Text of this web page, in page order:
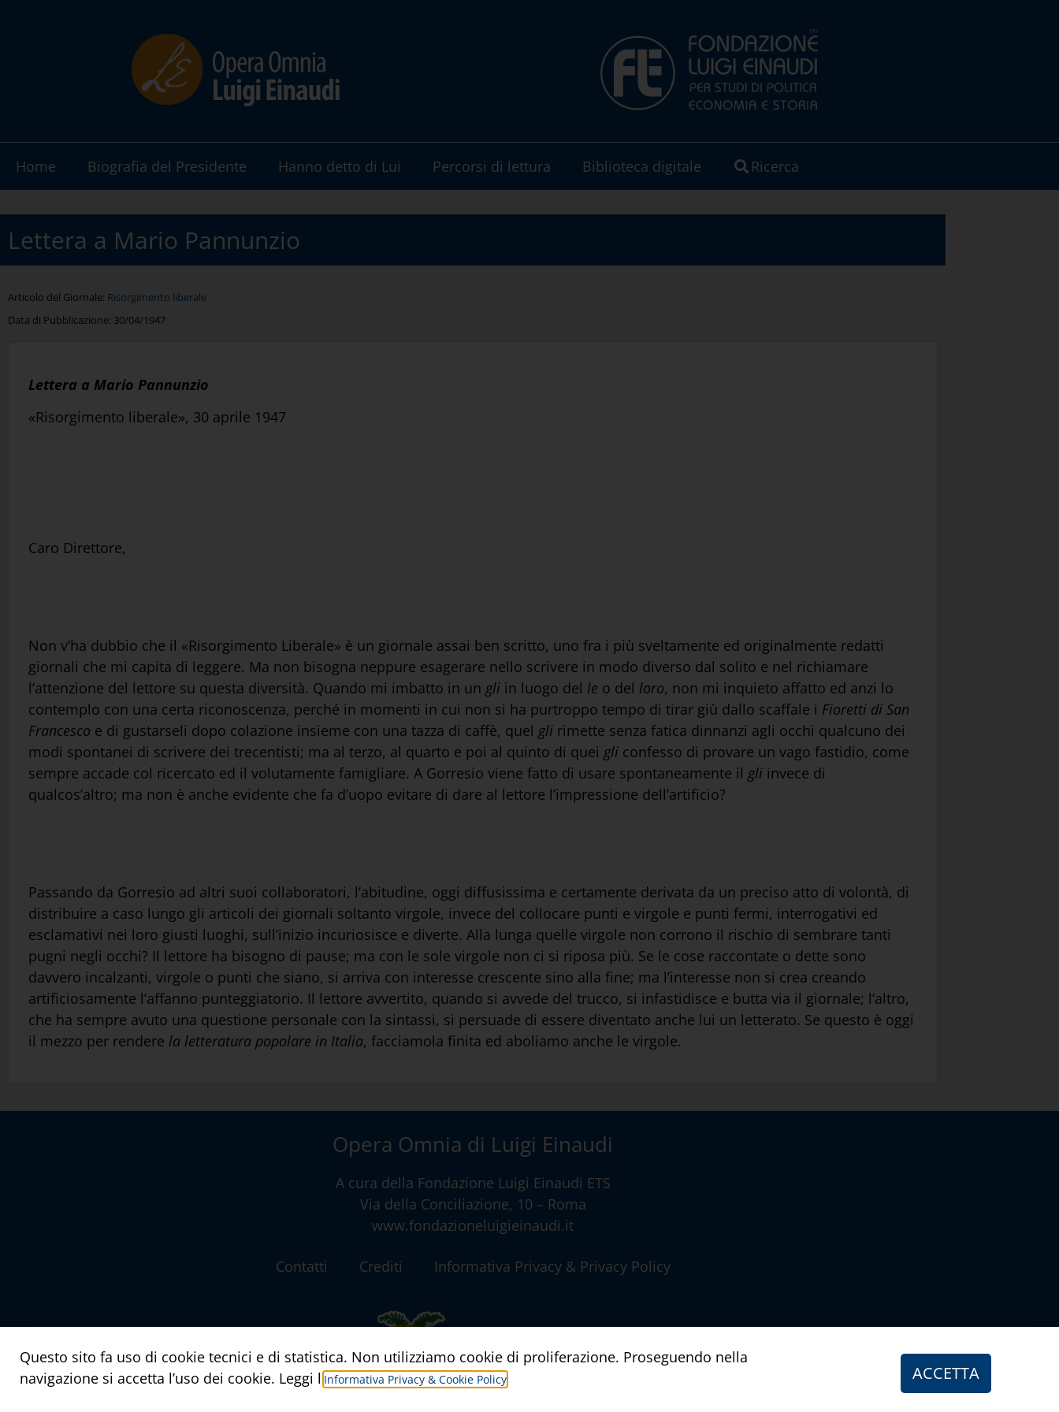
Home Biografia del Presidente Hanno detto di Lui Percorsi di lettura Biblioteca digitale Ricerca
Lettera a Mario Pannunzio
Articolo del Giornale: Risorgimento liberale
Data di Pubblicazione: 30/04/1947
Lettera a Mario Pannunzio
«Risorgimento liberale», 30 aprile 1947
Caro Direttore,
Non v’ha dubbio che il «Risorgimento Liberale» è un giornale assai ben scritto, uno fra i più sveltamente ed originalmente redatti
giornali che mi capita di leggere. Ma non bisogna neppure esagerare nello scrivere in modo diverso dal solito e nel richiamare
l’attenzione del lettore su questa diversità. Quando mi imbatto in un gli in luogo del le o del loro, non mi inquieto affatto ed anzi lo
contemplo con una certa riconoscenza, perché in momenti in cui non si ha purtroppo tempo di tirar giù dallo scaffale i Fioretti di San
Francesco e di gustarseli dopo colazione insieme con una tazza di caffè, quel gli rimette senza fatica dinnanzi agli occhi qualcuno dei
modi spontanei di scrivere dei trecentisti; ma al terzo, al quarto e poi al quinto di quei gli confesso di provare un vago fastidio, come
sempre accade col ricercato ed il volutamente famigliare. A Gorresio viene fatto di usare spontaneamente il gli invece di
qualcos’altro; ma non è anche evidente che fa d’uopo evitare di dare al lettore l’impressione dell’artificio?
Passando da Gorresio ad altri suoi collaboratori, l’abitudine, oggi diffusissima e certamente derivata da un preciso atto di volontà, di
distribuire a caso lungo gli articoli dei giornali soltanto virgole, invece del collocare punti e virgole e punti fermi, interrogativi ed
esclamativi nei loro giusti luoghi, sull’inizio incuriosisce e diverte. Alla lunga quelle virgole non corrono il rischio di sembrare tanti
pugni negli occhi? Il lettore ha bisogno di pause; ma con le sole virgole non ci si riposa più. Se le cose raccontate o dette sono
davvero incalzanti, virgole o punti che siano, si arriva con interesse crescente sino alla fine; ma l’interesse non si crea creando
artificiosamente l’affanno punteggiatorio. Il lettore avvertito, quando si avvede del trucco, si infastidisce e butta via il giornale; l’altro,
che ha sempre avuto una questione personale con la sintassi, si persuade di essere diventato anche lui un letterato. Se questo è oggi
il mezzo per rendere la letteratura popolare in Italia, facciamola finita ed aboliamo anche le virgole.
Opera Omnia di Luigi Einaudi
A cura della Fondazione Luigi Einaudi ETS
Via della Conciliazione, 10 – Roma
www.fondazioneluigieinaudi.it
Contatti Crediti Informativa Privacy & Privacy Policy
Questo sito fa uso di cookie tecnici e di statistica. Non utilizziamo cookie di proliferazione. Proseguendo nella
navigazione si accetta l’uso dei cookie. Leggi l’Informativa Privacy & Cookie Policy ACCETTA